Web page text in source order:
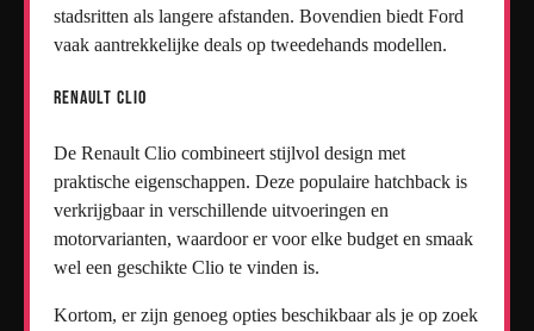
stadsritten als langere afstanden. Bovendien biedt Ford
vaak aantrekkelijke deals op tweedehands modellen.
Renault Clio
De Renault Clio combineert stijlvol design met
praktische eigenschappen. Deze populaire hatchback is
verkrijgbaar in verschillende uitvoeringen en
motorvarianten, waardoor er voor elke budget en smaak
wel een geschikte Clio te vinden is.
Kortom, er zijn genoeg opties beschikbaar als je op zoek